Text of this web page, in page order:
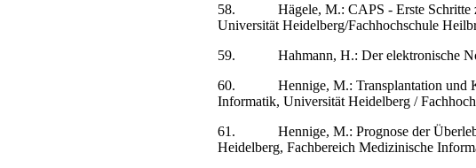
58.
Hägele, M.: CAPS - Erste Schritte
Universität Heidelberg/Fachhochschule
59.
Hahmann, H.: Der elektronische
60.
Hennige, M.: Transplantation und
Informatik, Universität Heidelberg /
61.
Hennige, M.: Prognose der
Heidelberg, Fachbereich Medizinische